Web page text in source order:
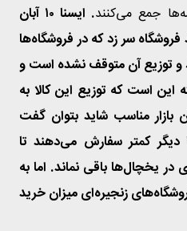
جمع می‌کنند
. ایسنا ۱۰ آبان
فروشگاه سر زد که در فروشگاه‌ها
و توزیع آن متوقف نشده است و
این است که توزیع این کالا به
مناسب شاید بتوان گفت
دیگر کمتر سفارش می‌دهند تا
یخچال‌ها باقی نماند. اما به
زنجیره‌ای میزان خرید